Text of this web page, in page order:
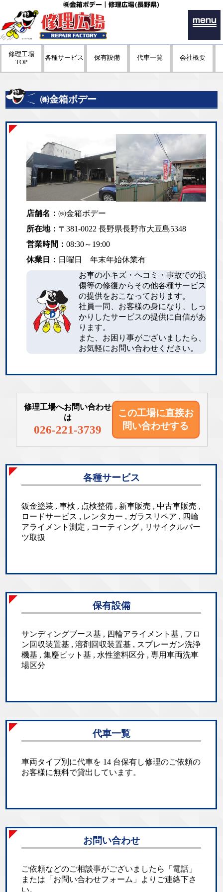
㈱金箱ボデー｜修理広場(長野県)
menu
修理工場
TOP
各種サービス 保有設備 代車一覧 会社概要
㈱金箱ボデー
店舗名：㈱金箱ボデー
所在地： 〒381-0022 長野県長野市大豆島5348
営業時間：08:30～19:00
休業日： 日曜日 年末年始休業有
お車の小キズ・ヘコミ・事故での損
傷等の修復からその他各種サービス
の提供をおこなっております。
社員一同、お客様の身になり、しっ
かりしたサービスの提供に自信があ
ります。
また、お困り事がございましたら、
お気軽にお問い合わせください。
修理工場へお問い合わせ
は
026-221-3739
この工場に直接お
問い合わせする
各種サービス
鈑金塗装 , 車検 , 点検整備 , 新車販売 , 中古車販売 ,
ロードサービス , レンタカー , ガラスリペア , 四輪
アライメント測定 , コーティング , リサイクルパー
ツ取扱
保有設備
サンディングブース基 , 四輪アライメント基 , フロ
ン回収装置基 , 溶剤回収装置基 , スプレーガン洗浄
機基 , 集麈ピット基 , 水性塗料区分 , 専用車両洗車
場区分
代車一覧
車両タイプ別に代車を 14 台保有し修理のご依頼の
お客様に無料で貸出しています。
お問い合わせ
ご依頼などのご相談事がございましたら「電話」
または「お問い合わせフォーム」よりご連絡下さ
い。